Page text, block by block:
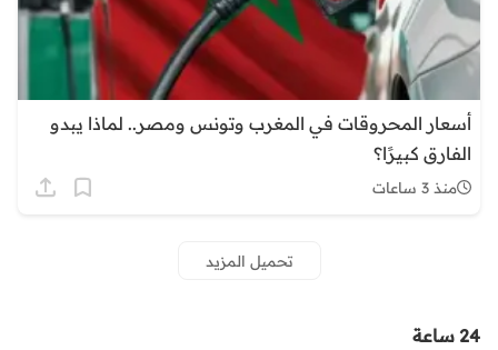
أسعار المحروقات في المغرب وتونس ومصر.. لماذا يبدو
الفارق كبيرًا؟
منذ 3 ساعات
تحميل المزيد
24 ساعة